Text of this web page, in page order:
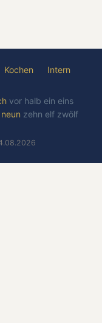
Kochen Intern
vor halb ein eins
neun zehn elf zwölf